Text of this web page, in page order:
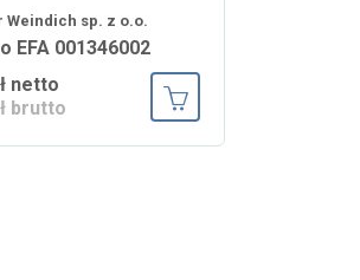
Weindich sp. z o.o.
EFA 001346002
netto
brutto